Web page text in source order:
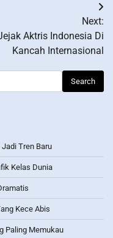
Next:
Aktris Indonesia Di
Kancah Internasional
Tren Baru
Kelas Dunia
Kece Abis
Paling Memukau